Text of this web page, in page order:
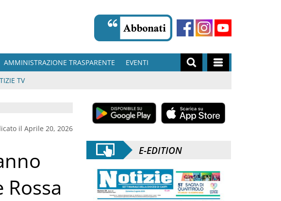
AMMINISTRAZIONE TRASPARENTE
EVENTI
TV
il Aprile 20, 2026
E-EDITION